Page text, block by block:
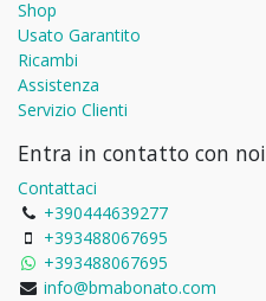
Shop
Usato Garantito
Ricambi
Assistenza
Servizio Clienti
Entra in contatto con noi
Contattaci
+390444639277
+393488067695
+393488067695
info@bmabonato.com